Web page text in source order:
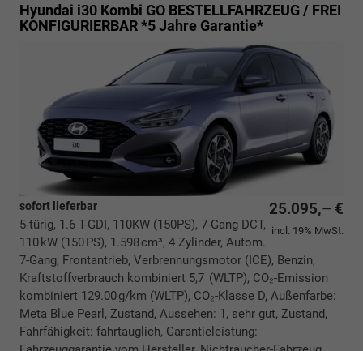
Hyundai i30 Kombi GO BESTELLFAHRZEUG / FREI
KONFIGURIERBAR *5 Jahre Garantie*
25.095,– €
incl. 19% MwSt.
sofort lieferbar
5-türig, 1.6 T-GDI, 110KW (150PS), 7-Gang DCT,
110 kW (150 PS), 1.598 cm³, 4 Zylinder, Autom.
7-Gang, Frontantrieb, Verbrennungsmotor (ICE), Benzin,
Kraftstoffverbrauch kombiniert 5,7 (WLTP), CO₂-Emission
kombiniert 129.00 g/km (WLTP), CO₂-Klasse D, Außenfarbe:
Meta Blue Pearl, Zustand, Aussehen: 1, sehr gut, Zustand,
Fahrfähigkeit: fahrtauglich, Garantieleistung: